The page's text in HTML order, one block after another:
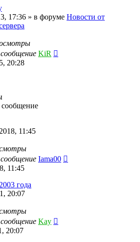
17:36 » в форуме Новости от
KiR
20:28
11:45
Iama00
11:45
года
20:07
Kay
20:07